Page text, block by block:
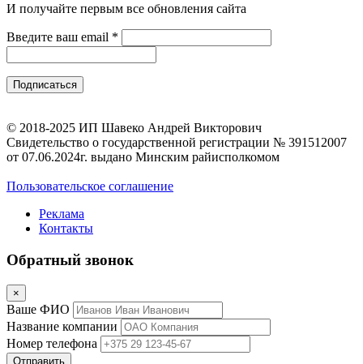
И получайте первым все обновления сайта
Введите ваш email *
© 2018-2025 ИП Шавеко Андрей Викторович
Свидетельство о государственной регистрации № 391512007
от 07.06.2024г. выдано Минским райисполкомом
Пользовательское соглашение
Реклама
Контакты
Обратный звонок
×
Ваше ФИО
Название компании
Номер телефона